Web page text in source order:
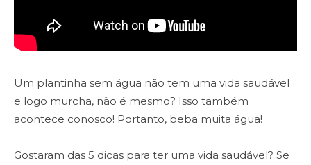
Um plantinha sem água não tem uma vida saudável
e logo murcha, não é mesmo? Isso também
acontece conosco! Portanto, beba muita água!
Gostaram das 5 dicas para ter uma vida saudável? Se